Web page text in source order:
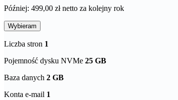
Później: 499,00 zł netto za kolejny rok
Wybieram
Liczba stron 1
Pojemność dysku NVMe 25 GB
Baza danych 2 GB
Konta e-mail 1